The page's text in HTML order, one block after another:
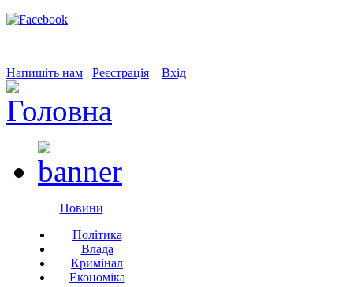
Напишіть нам Реєстрація Вхід
Новини
Політика
Влада
Кримінал
Економіка